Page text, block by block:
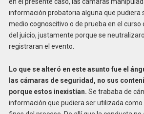
información probatoria alguna que pudiera
medio cognoscitivo o de prueba en el curso
del juicio, justamente porque se
registraran el evento.
Lo que se alteró en este asunto fue el
las cámaras de seguridad, no sus
porque estos inexistían. Se trababa de
información que pudiera ser utilizada como